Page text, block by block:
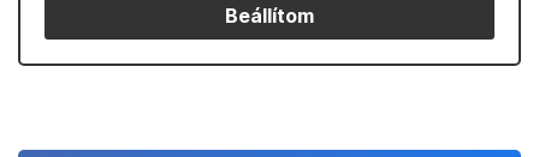
Beállítom